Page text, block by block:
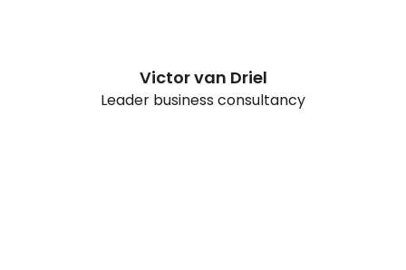
Victor van Driel
Leader business consultancy